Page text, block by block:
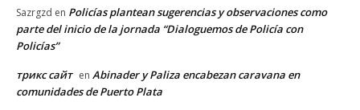
Sazrgzd en Policías plantean sugerencias y observaciones como
parte del inicio de la jornada “Dialoguemos de Policía con
Policías”
трикс сайт en Abinader y Paliza encabezan caravana en
comunidades de Puerto Plata